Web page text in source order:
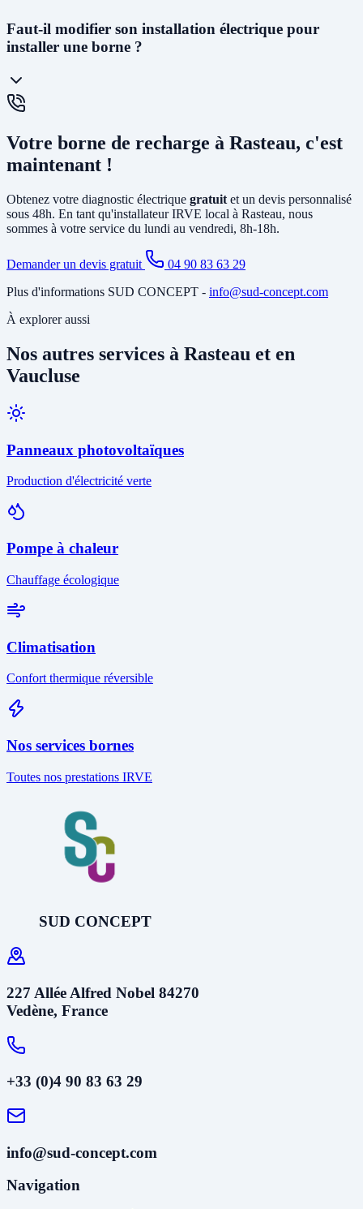
Laprise renforcée (Green'Up)délivre 3,2kW et permet de
recharger un véhicule en 12 à 20h. C'est la solution la plus
économique. La wallbox (7kW à 22kW) est beaucoup plus rapide
smartphone, et obligatoire pour certains types de véhicules. C'est la
solution recommandée pour un usage quotidien.
Faut-il modifier son installation électrique pour
installer une borne ?
Cela dépend de votre installation existante. Dans la plupart des
depuis le tableau électrique et poser un disjoncteur différentiel
spécifique. Si votre abonnement est trop faible, il peut être
nécessaire d'augmenter la puissance souscrite
Votre borne de recharge à Rasteau, c'est
maintenant !
Obtenez votre diagnostic électrique gratuit et un devis personnalisé
sous 48h. En tant qu'installateur IRVE local à Rasteau, nous
sommes à votre service du lundi au vendredi, 8h-18h.
Demander un devis gratuit
04 90 83 63 29
Plus d'informations SUD CONCEPT - info@sud-concept.com
À explorer aussi
Nos autres services à Rasteau et en
Vaucluse
Panneaux photovoltaïques
Production d'électricité verte
Pompe à chaleur
Chauffage écologique
Climatisation
Confort thermique réversible
Nos services bornes
Toutes nos prestations IRVE
SUD CONCEPT
227 Allée Alfred Nobel 84270
Vedène, France
+33 (0)4 90 83 63 29
info@sud-concept.com
Navigation